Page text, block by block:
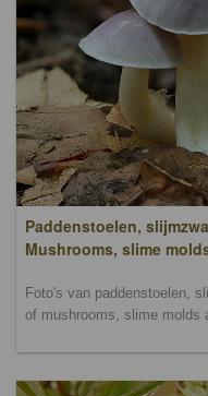
Paddenstoelen,
Mushrooms, slime
Foto's van paddenstoelen,
of mushrooms, slime molds